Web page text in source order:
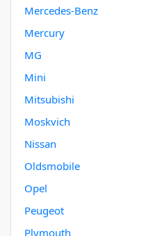
Mercedes-Benz
Mercury
MG
Mini
Mitsubishi
Moskvich
Nissan
Oldsmobile
Opel
Peugeot
Plymouth